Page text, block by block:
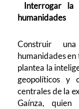
Interrogar la
humanidades
Construir
humanidades
plantea la
geopolíticos y
centrales de la
Gaínza, quien